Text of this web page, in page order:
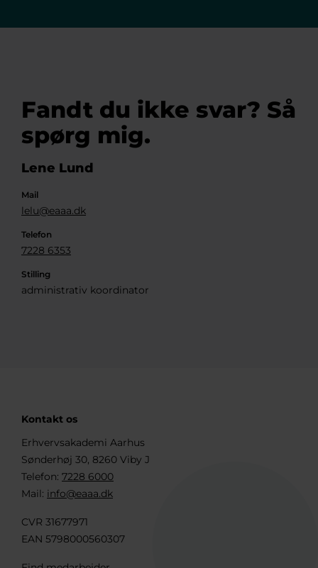
Fandt du ikke svar? Så
spørg mig.
Lene Lund
Mail
lelu@eaaa.dk
Telefon
7228 6353
Stilling
administrativ koordinator
Kontakt os
Erhvervsakademi Aarhus
Sønderhøj 30, 8260 Viby J
Telefon: 7228 6000
Mail: info@eaaa.dk
CVR 31677971
EAN 5798000560307